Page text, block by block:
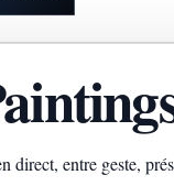
direct, entre geste,